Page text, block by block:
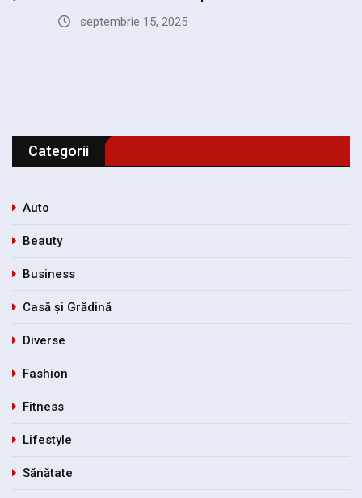
septembrie 15, 2025
Categorii
Auto
Beauty
Business
Casă și Grădină
Diverse
Fashion
Fitness
Lifestyle
Sănătate